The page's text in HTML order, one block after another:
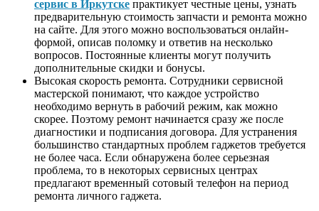
сервис в Иркутске практикует честные цены, узнать
предварительную стоимость запчасти и ремонта можно
на сайте. Для этого можно воспользоваться онлайн-
формой, описав поломку и ответив на несколько
вопросов. Постоянные клиенты могут получить
дополнительные скидки и бонусы.
Высокая скорость ремонта. Сотрудники сервисной
мастерской понимают, что каждое устройство
необходимо вернуть в рабочий режим, как можно
скорее. Поэтому ремонт начинается сразу же после
диагностики и подписания договора. Для устранения
большинство стандартных проблем гаджетов требуется
не более часа. Если обнаружена более серьезная
проблема, то в некоторых сервисных центрах
предлагают временный сотовый телефон на период
ремонта личного гаджета.